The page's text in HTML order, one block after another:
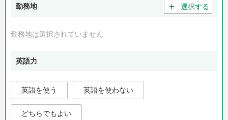
勤務地 ＋ 選択する
勤務地は選択されていません
英語力
英語を使う 英語を使わない
どちらでもよい